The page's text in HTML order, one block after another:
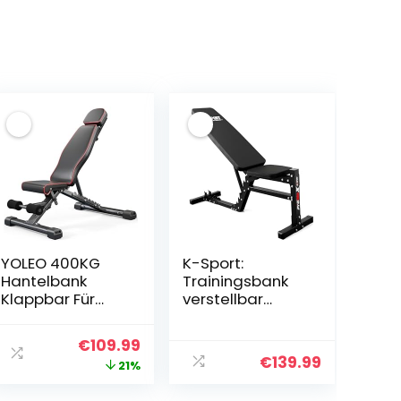
YOLEO 400KG
Hantelbank
Klappbar Für
Kraftraining,Schr
ägbank
Ursprünglicher
Preis
€109.99Aktueller
Preis
21%
K-Sport:
Trainingsbank
verstellbar
Hantelbank für
Kurz &
€139.99